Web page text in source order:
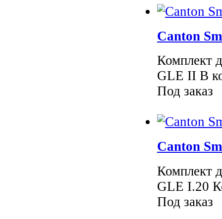
Canton
Комплект
GLE II В
Под заказ
Canton
Комплект
GLE I.20
Под заказ